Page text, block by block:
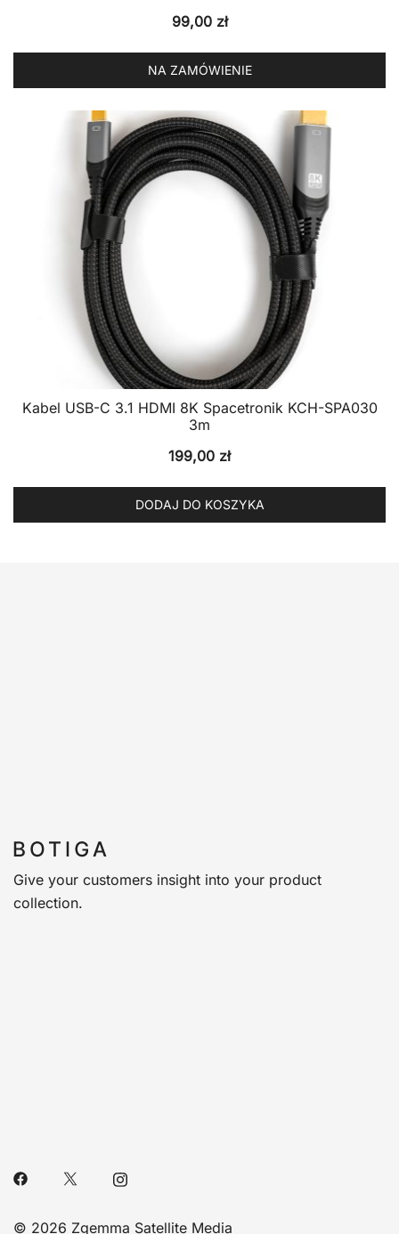
99,00 zł
NA ZAMÓWIENIE
Kabel USB-C 3.1 HDMI 8K Spacetronik KCH-SPA030
3m
199,00 zł
DODAJ DO KOSZYKA
Give your customers insight into your product
collection.
© 2026 Zgemma Satellite Media